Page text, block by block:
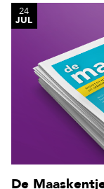
De
24
JUL